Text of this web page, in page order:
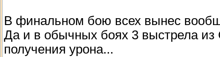
В финальном бою всех вынес
Да и в обычных боях 3 выстрела
получения урона...